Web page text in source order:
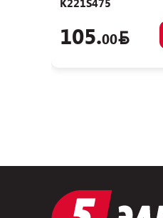
K221S475
105.00